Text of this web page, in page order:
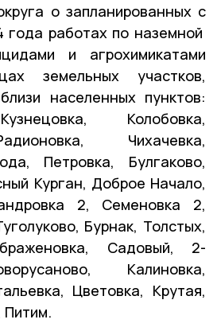
о запланированных с
года работах по наземной
и агрохимикатами
земельных участков,
населенных пунктов:
Колобовка,
Чихачевка,
Петровка, Булгаково,
Курган, Доброе Начало,
2, Семеновка 2,
Бурнак, Толстых,
Садовый, 2-
Калиновка,
Цветовка, Крутая,
Питим.